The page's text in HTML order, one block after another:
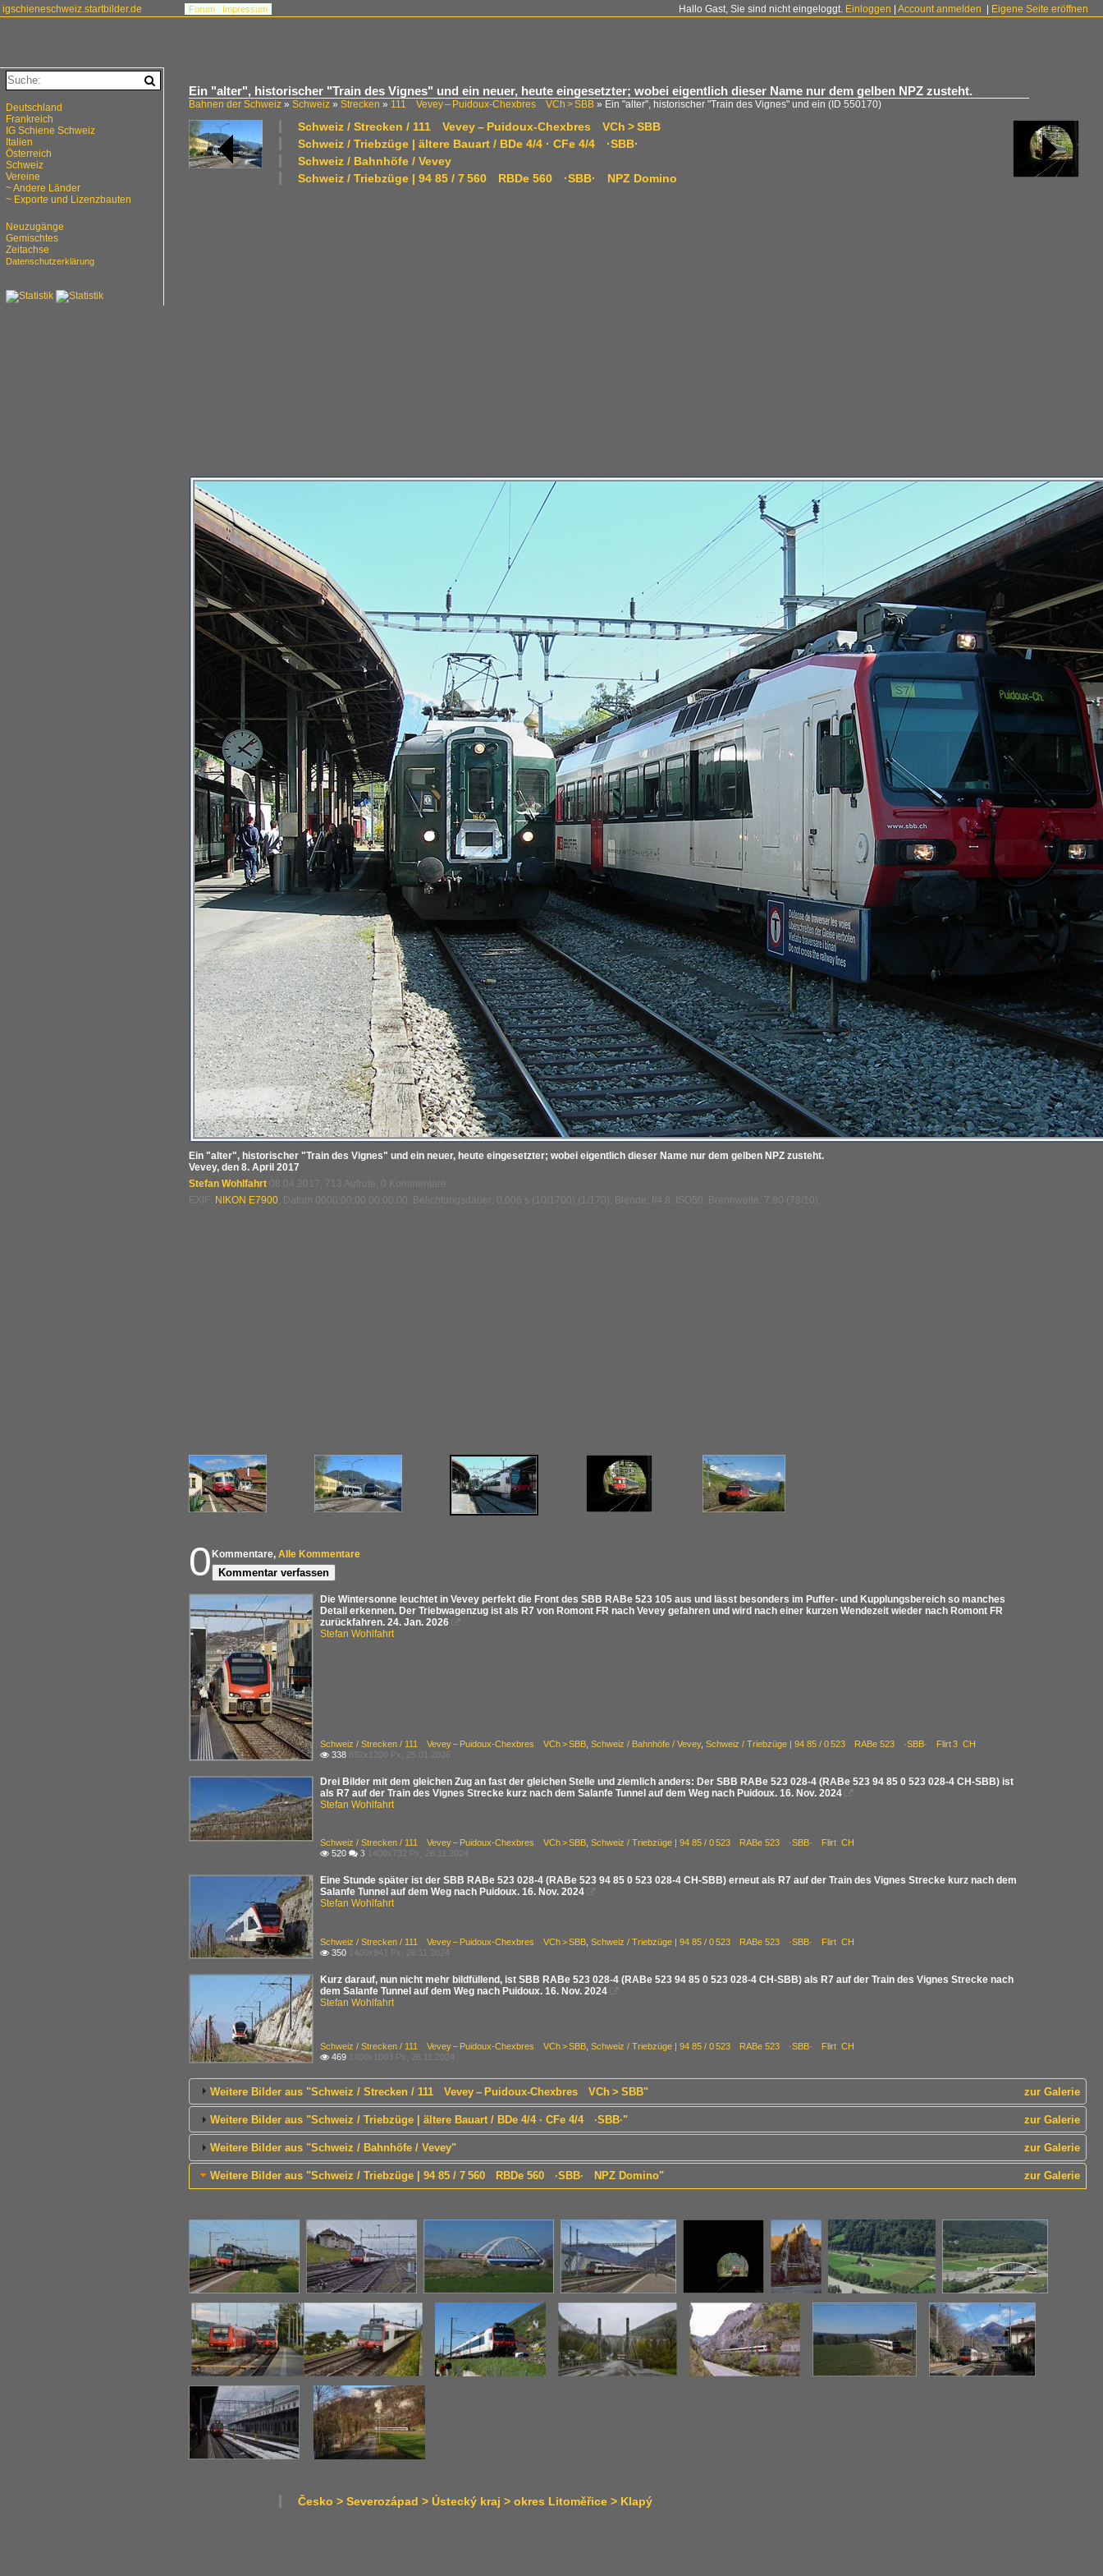
igschieneschweiz.startbilder.de Hallo Gast, Sie sind nicht eingeloggt. Einloggen Account anmelden Eigene Seite eröffnen
Forum Impressum
Ein "alter", historischer "Train des Vignes" und ein neuer, heute eingesetzter; wobei eigentlich dieser Name nur dem gelben NPZ zusteht.
Bahnen der Schweiz » Schweiz » Strecken » 111 Vevey – Puidoux-Chexbres VCh > SBB » Ein "alter", historischer "Train des Vignes" und ein (ID 550170)
Schweiz / Strecken / 111 Vevey – Puidoux-Chexbres VCh > SBB
Schweiz / Triebzüge | ältere Bauart / BDe 4/4 · CFe 4/4 ·SBB·
Schweiz / Bahnhöfe / Vevey
Schweiz / Triebzüge | 94 85 / 7 560 RBDe 560 ·SBB· NPZ Domino
Ein "alter", historischer "Train des Vignes" und ein neuer, heute eingesetzter; wobei eigentlich dieser Name nur dem gelben NPZ zusteht.
Vevey, den 8. April 2017
Stefan Wohlfahrt 08.04.2017, 713 Aufrufe, 0 Kommentare
EXIF:
NIKON E7900 , Datum 0000:00:00 00:00:00, Belichtungsdauer: 0.006 s (10/1700) (1/170), Blende: f/4.8, ISO50, Brennweite: 7.80 (78/10)
0 Kommentare, Alle Kommentare
Kommentar verfassen
Die Wintersonne leuchtet in Vevey perfekt die Front des SBB RABe 523 105 aus und lässt besonders im Puffer- und Kupplungsbereich so manches
Detail erkennen. Der Triebwagenzug ist als R7 von Romont FR nach Vevey gefahren und wird nach einer kurzen Wendezeit wieder nach Romont FR
zurückfahren. 24. Jan. 2026

Stefan Wohlfahrt
Schweiz / Strecken / 111 Vevey – Puidoux-Chexbres VCh > SBB Schweiz / Bahnhöfe / Vevey, Schweiz / Triebzüge | 94 85 / 0 523 RABe 523 ·SBB· Flirt 3 CH
 338 892x1200 Px, 25.01.2026
Drei Bilder mit dem gleichen Zug an fast der gleichen Stelle und ziemlich anders: Der SBB RABe 523 028-4 (RABe 523 94 85 0 523 028-4 CH-SBB) ist
als R7 auf der Train des Vignes Strecke kurz nach dem Salanfe Tunnel auf dem Weg nach Puidoux. 16. Nov. 2024

Stefan Wohlfahrt
Schweiz / Strecken / 111 Vevey – Puidoux-Chexbres VCh > SBB Schweiz / Triebzüge | 94 85 / 0 523 RABe 523 ·SBB· Flirt CH
 520  3 1400x732 Px, 26.11.2024
Eine Stunde später ist der SBB RABe 523 028-4 (RABe 523 94 85 0 523 028-4 CH-SBB) erneut als R7 auf der Train des Vignes Strecke kurz nach dem
Salanfe Tunnel auf dem Weg nach Puidoux. 16. Nov. 2024

Stefan Wohlfahrt
Schweiz / Strecken / 111 Vevey – Puidoux-Chexbres VCh > SBB Schweiz / Triebzüge | 94 85 / 0 523 RABe 523 ·SBB· Flirt CH
 350 1400x941 Px, 26.11.2024
Kurz darauf, nun nicht mehr bildfüllend, ist SBB RABe 523 028-4 (RABe 523 94 85 0 523 028-4 CH-SBB) als R7 auf der Train des Vignes Strecke nach
dem Salanfe Tunnel auf dem Weg nach Puidoux. 16. Nov. 2024

Stefan Wohlfahrt
Schweiz / Strecken / 111 Vevey – Puidoux-Chexbres VCh > SBB Schweiz / Triebzüge | 94 85 / 0 523 RABe 523 ·SBB· Flirt CH
 469 1400x1003 Px, 26.11.2024
zur Galerie
Weitere Bilder aus "Schweiz / Strecken / 111 Vevey – Puidoux-Chexbres VCh > SBB"
zur Galerie
Weitere Bilder aus "Schweiz / Triebzüge | ältere Bauart / BDe 4/4 · CFe 4/4 ·SBB·"
zur Galerie
Weitere Bilder aus "Schweiz / Bahnhöfe / Vevey"
zur Galerie
Weitere Bilder aus "Schweiz / Triebzüge | 94 85 / 7 560 RBDe 560 ·SBB· NPZ Domino"
Česko > Severozápad > Ústecký kraj > okres Litoměřice > Klapý
Deutschland
Frankreich
IG Schiene Schweiz
Italien
Österreich
Schweiz
Vereine
~ Andere Länder
~ Exporte und Lizenzbauten
Neuzugänge
Gemischtes
Zeitachse
Datenschutzerklärung